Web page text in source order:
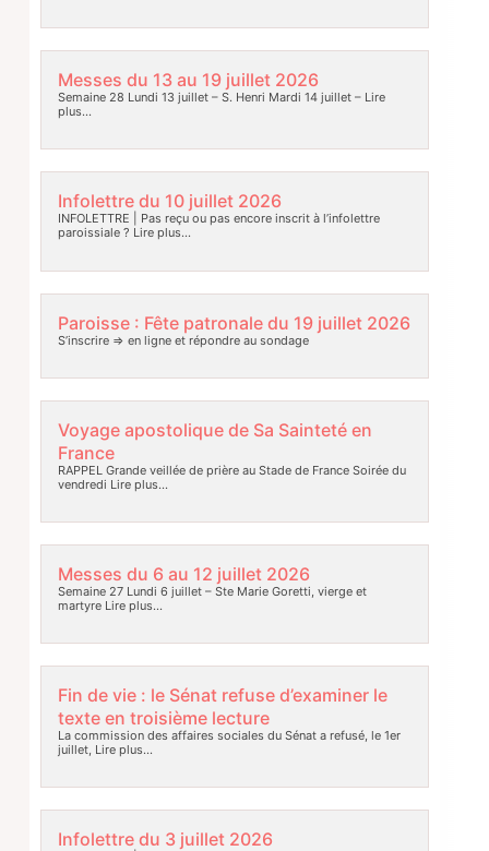
Messes du 13 au 19 juillet 2026
Semaine 28 Lundi 13 juillet – S. Henri Mardi 14 juillet –Lire
plus…
Infolettre du 10 juillet 2026
INFOLETTRE | Pas reçu ou pas encore inscrit à l’infolettre
paroissiale ? Lire plus…
Paroisse : Fête patronale du 19 juillet 2026
S’inscrire => en ligne et répondre au sondage
Voyage apostolique de Sa Sainteté en
France
RAPPEL Grande veillée de prière au Stade de France Soirée du
vendredi Lire plus…
Messes du 6 au 12 juillet 2026
Semaine 27 Lundi 6 juillet – Ste Marie Goretti, vierge et
martyreLire plus…
Fin de vie : le Sénat refuse d’examiner le
texte en troisième lecture
La commission des affaires sociales du Sénat a refusé, le 1er
juillet, Lire plus…
Infolettre du 3 juillet 2026